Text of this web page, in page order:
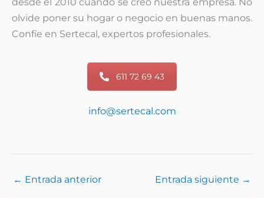
olvide poner su hogar o negocio en buenas manos.
Confíe en Sertecal, expertos profesionales.
611 72 69 43
info@sertecal.com
← Entrada anterior Entrada siguiente →